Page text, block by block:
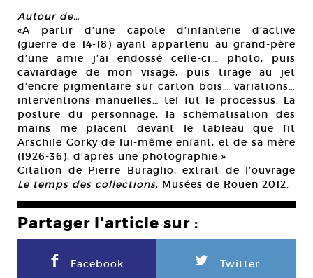
Autour de…
«A partir d’une capote d’infanterie d’active
(guerre de 14-18) ayant appartenu au grand-père
d’une amie j’ai endossé celle-ci… photo, puis
caviardage de mon visage, puis tirage au jet
d’encre pigmentaire sur carton bois… variations…
interventions manuelles… tel fut le processus. La
posture du personnage, la schématisation des
mains me placent devant le tableau que fit
Arschile Gorky de lui-même enfant, et de sa mère
(1926-36), d’après une photographie.»
Citation de Pierre Buraglio, extrait de l’ouvrage
Le temps des collections, Musées de Rouen 2012.
Partager l'article sur :
F Facebook L Twitter